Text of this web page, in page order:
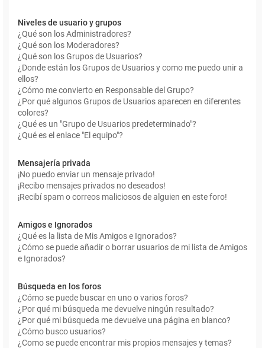
Niveles de usuario y grupos
¿Qué son los Administradores?
¿Qué son los Moderadores?
¿Qué son los Grupos de Usuarios?
¿Donde están los Grupos de Usuarios y como me puedo unir a
ellos?
¿Cómo me convierto en Responsable del Grupo?
¿Por qué algunos Grupos de Usuarios aparecen en diferentes
colores?
¿Qué es un "Grupo de Usuarios predeterminado"?
¿Qué es el enlace "El equipo"?
Mensajería privada
¡No puedo enviar un mensaje privado!
¡Recibo mensajes privados no deseados!
¡Recibí spam o correos maliciosos de alguien en este foro!
Amigos e Ignorados
¿Qué es la lista de Mis Amigos e Ignorados?
¿Cómo se puede añadir o borrar usuarios de mi lista de Amigos
e Ignorados?
Búsqueda en los foros
¿Cómo se puede buscar en uno o varios foros?
¿Por qué mi búsqueda me devuelve ningún resultado?
¿Por qué mi búsqueda me devuelve una página en blanco?
¿Cómo busco usuarios?
¿Como se puede encontrar mis propios mensajes y temas?